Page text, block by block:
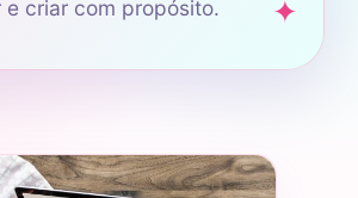
e criar com propósito.